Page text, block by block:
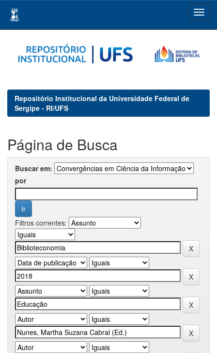
navigation
Repositório Institucional da Universidade Federal de
Sergipe - RI/UFS
Página de Busca
Buscar em:
por
Filtros correntes: